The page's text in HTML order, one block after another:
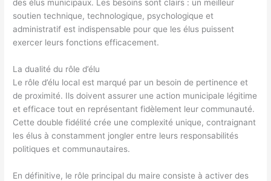
des élus municipaux. Les besoins sont clairs : un meilleur
soutien technique, technologique, psychologique et
administratif est indispensable pour que les élus puissent
exercer leurs fonctions efficacement.
La dualité du rôle d’élu
Le rôle d’élu local est marqué par un besoin de pertinence et
de proximité. Ils doivent assurer une action municipale légitime
et efficace tout en représentant fidèlement leur communauté.
Cette double fidélité crée une complexité unique, contraignant
les élus à constamment jongler entre leurs responsabilités
politiques et communautaires.
En définitive, le rôle principal du maire consiste à activer des